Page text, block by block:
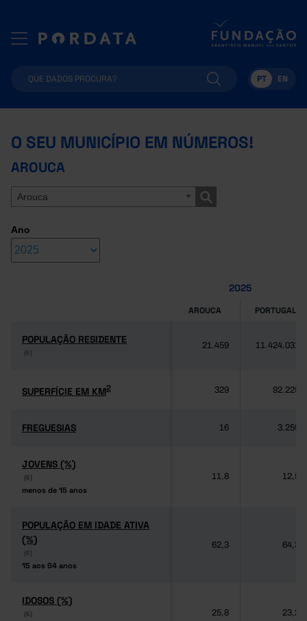
PT EN
O SEU MUNICÍPIO EM NÚMEROS!
AROUCA
Arouca
Ano
2025
AROUCA PORTUGAL
POPULAÇÃO RESIDENTE
(6)
POPULAÇÃO RESIDENTE
(6)
21.459 11.424.031
SUPERFÍCIE EM KM2
SUPERFÍCIE EM KM2 329 92.225
FREGUESIAS
FREGUESIAS 16 3.259
JOVENS (%)
(6)
menos de 15 anos
JOVENS (%)
(6)
menos de 15 anos
11,8 12,5
POPULAÇÃO EM IDADE ATIVA
(%)
(6)
15 aos 64 anos
POPULAÇÃO EM IDADE ATIVA
(%)
(6)
15 aos 64 anos
62,3 64,3
IDOSOS (%)
(6)
IDOSOS (%)
(6) 25,8 23,2